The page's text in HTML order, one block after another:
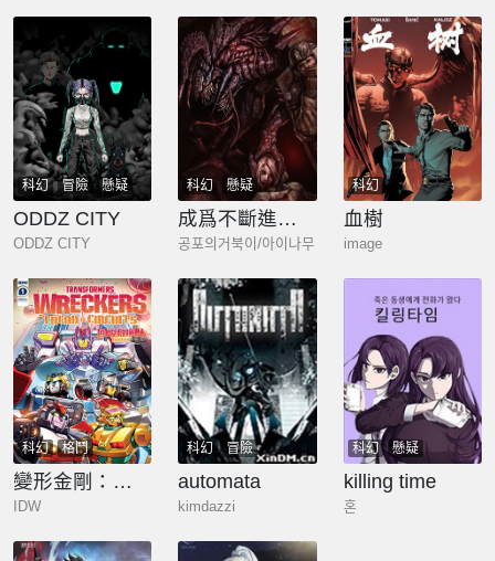
科幻 冒險 懸疑
ODDZ CITY
ODDZ CITY
科幻 懸疑
成爲不斷進化的宇宙怪物
공포의거북이/아이나무
科幻
血樹
image
科幻 格鬥
變形金剛：回收救援隊一技中計
IDW
科幻 冒險
automata
kimdazzi
科幻 懸疑
killing time
혼